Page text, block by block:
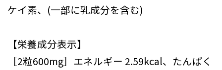
ケイ素、(一部に乳成分を含む)
【栄養成分表示】
［2粒600mg］エネルギー 2.59kcal、たんぱく